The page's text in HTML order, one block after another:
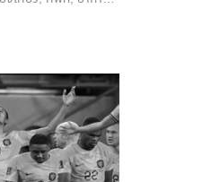
ำหรับคู่รัก โดย
งหมดนี้ทำให้ เกาะช้าง
2 และ 3 ตามลำดับ . ก็
นที่ซึ่งเป็นจุดหมายปลาย